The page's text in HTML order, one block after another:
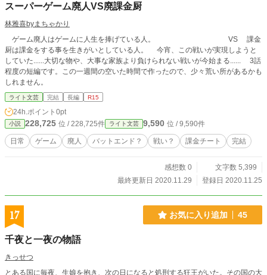
スーパーゲーム廃人VS廃課金厨
林雅喜byまちゃかり
ゲーム廃人はゲームに人生を捧げている人。 VS 課金
厨は課金をする事を生きがいとしている人。 今宵、この戦いが実現しようと
していた......大切な物や、大事な家族より負けられない戦いが今始まる...... 3話
程度の短編です。この一週間の空いた時間で作ったので、少々荒い所があるかも
しれません。
ライト文芸 完結 長編 R15
24h.ポイント 0pt
小説 228,725 位 / 228,725件 ライト文芸 9,590 位 / 9,590件
日常 ゲーム 廃人 バットエンド？ 戦い？ 課金チート 完結
感想数 0
文字数 5,399
最終更新日 2020.11.29
登録日 2020.11.25
17 お気に入り追加 45
千夜と一夜の物語
きっせつ
とある国に毎夜、生娘を抱き、次の日になると処刑する狂王がいた。その国の大